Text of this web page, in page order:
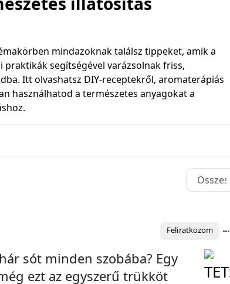
mindazoknak találsz tippeket, amik a
praktikák segítségével varázsolnak friss,
Itt olvashatsz DIY-receptekről, aromaterápiás
használhatod a természetes anyagokat a
Feliratkozom
sót minden szobába? Egy
ezt az egyszerű trükköt